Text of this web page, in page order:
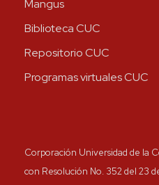
Mangus
Biblioteca CUC
Repositorio CUC
Programas virtuales CUC
Corporación Universidad de la
con Resolución No. 352 del 23